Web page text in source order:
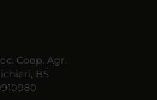
Coop. Agr.
BS